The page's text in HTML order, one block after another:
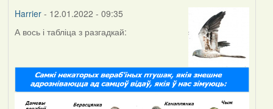
Harrier- 12.01.2022 - 09:35
А вось і табліца з разгадкай: